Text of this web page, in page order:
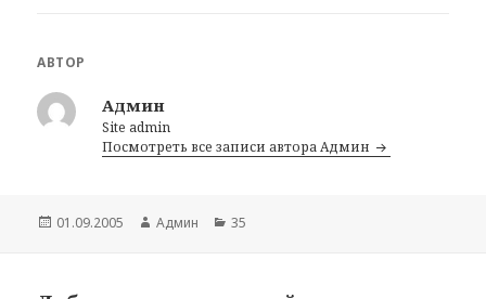
АВТОР
Админ
Site admin
Посмотреть все записи автора Админ
Опубликовано
01.09.2005 Автор
Админ Рубрики
35